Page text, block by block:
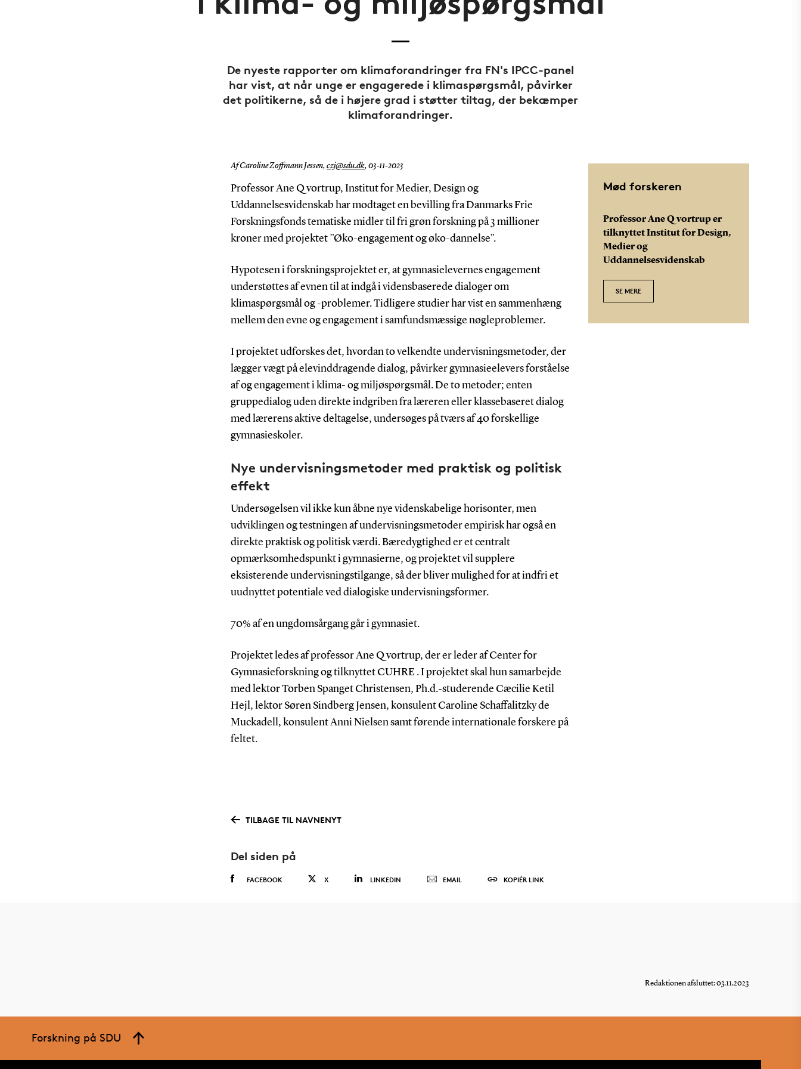
De nyeste rapporter om klimaforandringer fra FN's IPCC-panel
har vist, at når unge er engagerede i klimaspørgsmål, påvirker
det politikerne, så de i højere grad i støtter tiltag, der bekæmper
klimaforandringer.
Af Caroline Zoffmann Jessen, czj@sdu.dk, 03-11-2023
Professor Ane Qvortrup, Institut for Medier, Design og
Uddannelsesvidenskab har modtaget en bevilling fra Danmarks Frie
Forskningsfonds tematiske midler til fri grøn forskning på 3 millioner
kroner med projektet ”Øko-engagement og øko-dannelse”.
Hypotesen i forskningsprojektet er, at gymnasielevernes engagement
understøttes af evnen til at indgå i vidensbaserede dialoger om
klimaspørgsmål og -problemer. Tidligere studier har vist en sammenhæng
mellem den evne og engagement i samfundsmæssige nøgleproblemer.
I projektet udforskes det, hvordan to velkendte undervisningsmetoder, der
lægger vægt på elevinddragende dialog, påvirker gymnasieelevers forståelse
af og engagement i klima- og miljøspørgsmål. De to metoder; enten
gruppedialog uden direkte indgriben fra læreren eller klassebaseret dialog
med lærerens aktive deltagelse, undersøges på tværs af 40 forskellige
gymnasieskoler.
Nye undervisningsmetoder med praktisk og politisk
effekt
Undersøgelsen vil ikke kun åbne nye videnskabelige horisonter, men
udviklingen og testningen af undervisningsmetoder empirisk har også en
direkte praktisk og politisk værdi. Bæredygtighed er et centralt
opmærksomhedspunkt i gymnasierne, og projektet vil supplere
eksisterende undervisningstilgange, så der bliver mulighed for at indfri et
uudnyttet potentiale ved dialogiske undervisningsformer.
70% af en ungdomsårgang går i gymnasiet.
Projektet ledes af professor Ane Qvortrup, der er leder af Center for
Gymnasieforskning og tilknyttet CUHRE . I projektet skal hun samarbejde
med lektor Torben Spanget Christensen, Ph.d.-studerende Cæcilie Ketil
Hejl, lektor Søren Sindberg Jensen, konsulent Caroline Schaffalitzky de
Muckadell, konsulent Anni Nielsen samt førende internationale forskere på
feltet.
Mød forskeren
Professor Ane Qvortrup er
tilknyttet Institut for Design,
Medier og
Uddannelsesvidenskab
SE MERE
TILBAGE TIL NAVNENYT
Del siden på
FACEBOOK X LINKEDIN EMAIL KOPIÉR LINK
Redaktionen afsluttet: 03.11.2023
Forskning på SDU